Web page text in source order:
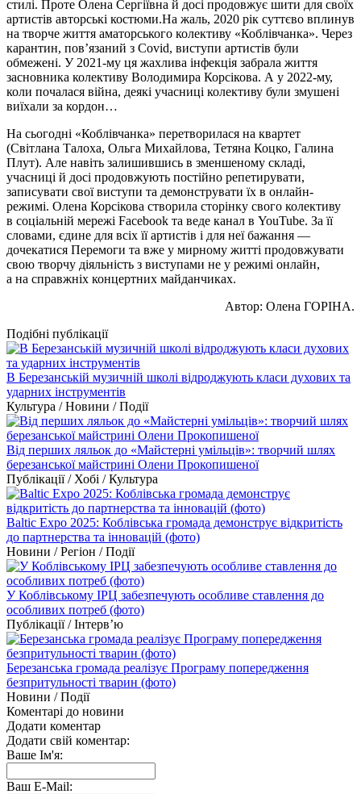
стилі. Проте Олена Сергіївна й досі продовжує шити для своїх
артистів авторські костюми.На жаль, 2020 рік суттєво вплинув
на творче життя аматорського колективу «Коблівчанка». Через
карантин, пов’язаний з Covid, виступи артистів були
обмежені. У 2021-му ця жахлива інфекція забрала життя
засновника колективу Володимира Корсікова. А у 2022-му,
коли почалася війна, деякі учасниці колективу були змушені
виїхали за кордон…
На сьогодні «Коблівчанка» перетворилася на квартет
(Світлана Талоха, Ольга Михайлова, Тетяна Коцко, Галина
Плут). Але навіть залишившись в зменшеному складі,
учасниці й досі продовжують постійно репетирувати,
записувати свої виступи та демонструвати їх в онлайн-
режимі. Олена Корсікова створила сторінку свого колективу
в соціальній мережі Facebook та веде канал в YouTube. За її
словами, єдине для всіх її артистів і для неї бажання —
дочекатися Перемоги та вже у мирному житті продовжувати
свою творчу діяльність з виступами не у режимі онлайн,
а на справжніх концертних майданчиках.
Автор: Олена ГОРІНА.
Подібні публікації
В Березанській музичній школі відроджують класи духових та
ударних інструментів
Культура / Новини / Події
Від перших ляльок до «Майстерні умільців»: творчий шлях
березанської майстрині Олени Прокопишеної
Публікації / Хобі / Культура
Baltic Expo 2025: Коблівська громада демонструє відкритість
до партнерства та інновацій (фото)
Новини / Регіон / Події
У Коблівському ІРЦ забезпечують особливе ставлення до
особливих потреб (фото)
Публікації / Інтерв’ю
Березанська громада реалізує Програму попередження
безпритульності тварин (фото)
Новини / Події
Коментарі до новини
Додати коментар
Додати свій коментар:
Ваше Ім'я:
Ваш E-Mail: